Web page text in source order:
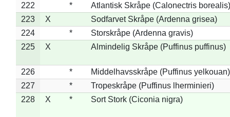
222
*
Atlantisk Skråpe (Calonectris borealis)
223
X
Sodfarvet Skråpe (Ardenna grisea)
224
*
Storskråpe (Ardenna gravis)
225
X Almindelig Skråpe (Puffinus puffinus)
226 *
Middelhavsskråpe (Puffinus yelkouan)
227
*
Tropeskråpe (Puffinus lherminieri)
228
X * Sort Stork (Ciconia nigra)